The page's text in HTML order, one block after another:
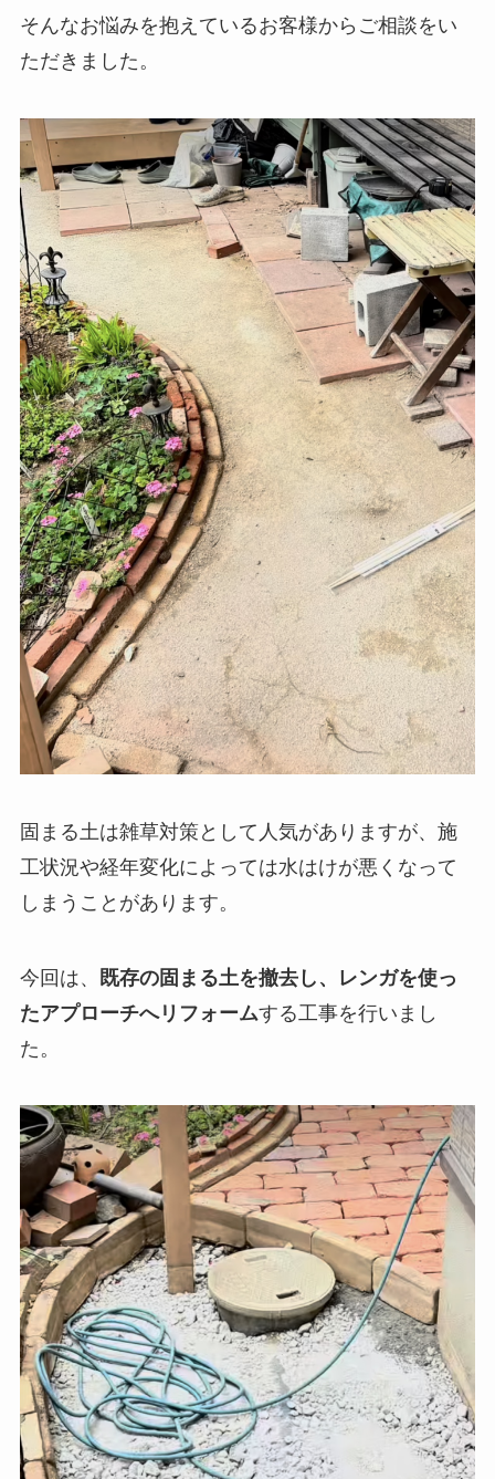
そんなお悩みを抱えているお客様からご相談をい
ただきました。
固まる土は雑草対策として人気がありますが、施
工状況や経年変化によっては水はけが悪くなって
しまうことがあります。
今回は、
既存の固まる土を撤去し、レンガを使っ
たアプローチへリフォームする工事を行いまし
た。